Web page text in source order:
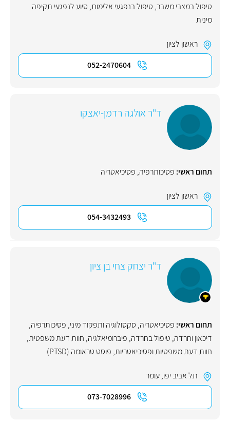
טיפול במצבי משבר, טיפול בנפגעי אלימות, סיוע לנפגעי תקיפה
מינית
ראשון לציון
052-2470604
ד"ר אולגה רדמן-יאצקו
תחום ראשי: פסיכותרפיה, פסיכיאטריה
ראשון לציון
054-3432493
ד"ר יצחק צחי בן ציון
תחום ראשי: פסיכיאטריה, סקסולוגיה ותפקוד מיני, פסיכותרפיה,
דיכאון וחרדה, טיפול בחרדה, פיברומיאלגיה, חוות דעת משפטית,
חוות דעת משפטיות ופסיכיאטריות, פוסט טראומה (PTSD)
תל אביב יפו,עומר
073-7028996